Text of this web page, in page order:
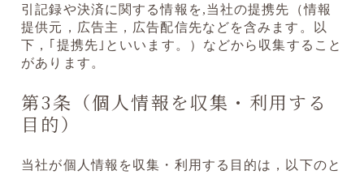
引記録や決済に関する情報を,当社の提携先（情報
提供元，広告主，広告配信先などを含みます。以
下，｢提携先｣といいます。）などから収集すること
があります。
第3条（個人情報を収集・利用する
目的）
当社が個人情報を収集・利用する目的は，以下のと